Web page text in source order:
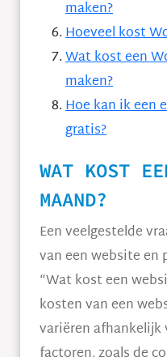
maken?
Hoeveel kost
Wat kost een
maken?
Hoe kan ik een
gratis?
WAT KOST
MAAND?
Een veelgestelde
van een website en
“Wat kost een
kosten van een
variëren afhankelijk